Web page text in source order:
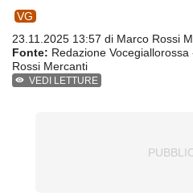
VG
23.11.2025 13:57 di Marco Rossi
Fonte: Redazione Vocegiallorossa
Rossi Mercanti
VEDI LETTURE